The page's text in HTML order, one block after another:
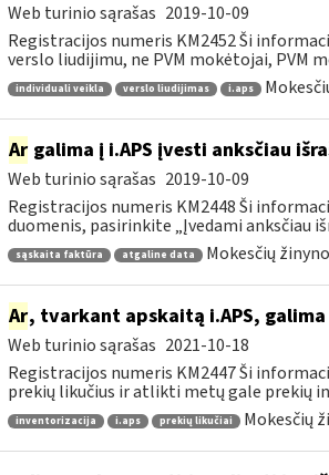
Web turinio sąrašas 2019-10-09
Registracijos numeris KM2452 Ši
verslo liudijimu, ne PVM mokėtojai, PVM
individuali veikla verslo liudijimas i.aps
Argalima į i.APS įvesti anksčiau
Web turinio sąrašas 2019-10-09
Registracijos numeris KM2448 Ši
duomenis, pasirinkite „Įvedami anksčiau
sąskaita faktūra atgaline data Mokesčių
Ar, tvarkant apskaitą i.APS,
Web turinio sąrašas 2021-10-18
Registracijos numeris KM2447 Ši
prekių likučius ir atlikti metų gale prekių
inventorizacija i.aps prekių likučiai Mokesčių